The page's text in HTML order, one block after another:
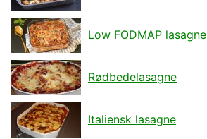
Low FODMAP lasagne
Rødbedelasagne
Italiensk lasagne